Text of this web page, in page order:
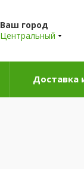
Ваш город
Центральный
Доставка